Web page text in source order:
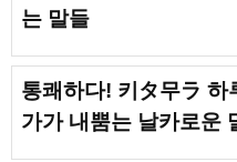
는 말들
통쾌하다! 키タ무ラ 하
가가 내뿜는 날카로운